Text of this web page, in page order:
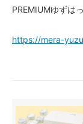
PREMIUMゆずは
https://mera-